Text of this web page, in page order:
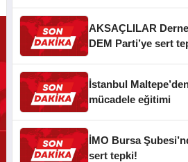
AKSAÇLILAR
DEM Parti’ye sert
İstanbul
mücadele eğitimi
İMO Bursa
sert tepki!